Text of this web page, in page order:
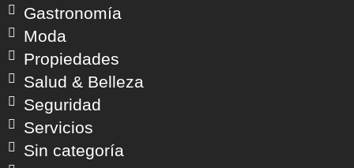
Gastronomía
Moda
Propiedades
Salud & Belleza
Seguridad
Servicios
Sin categoría